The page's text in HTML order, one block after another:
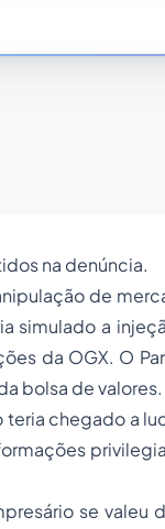
na denúncia.
de
simulado a
da OGX. O
bolsa de valores.
chegado a
se valeu